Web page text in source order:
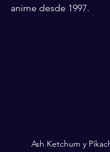
anime desde 1997.
Ash Ketchum y